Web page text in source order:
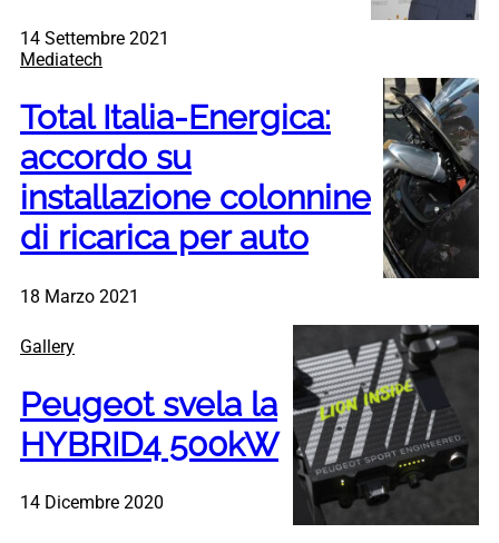
14 Settembre 2021
Mediatech
Total Italia-Energica:
accordo su
installazione colonnine
di ricarica per auto
18 Marzo 2021
Gallery
Peugeot svela la
HYBRID4 500kW
14 Dicembre 2020